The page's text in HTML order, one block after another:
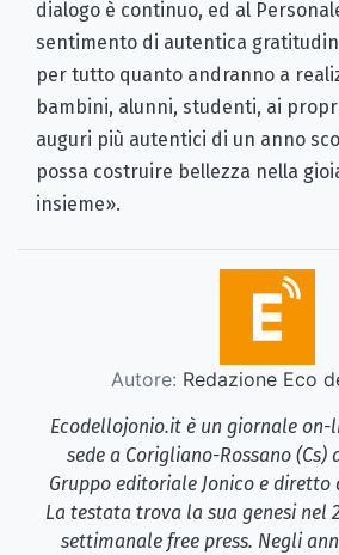
dialogo è continuo, ed al
sentimento di autentica
per tutto quanto andranno a
bambini, alunni, studenti, ai
auguri più autentici di un anno
possa costruire bellezza nella
insieme».
Autore: Redazione Eco
Ecodellojonio.it è un giornale on-
sede a Corigliano-Rossano (Cs)
Gruppo editoriale Jonico e diretto
La testata trova la sua genesi nel
settimanale free press. Negli